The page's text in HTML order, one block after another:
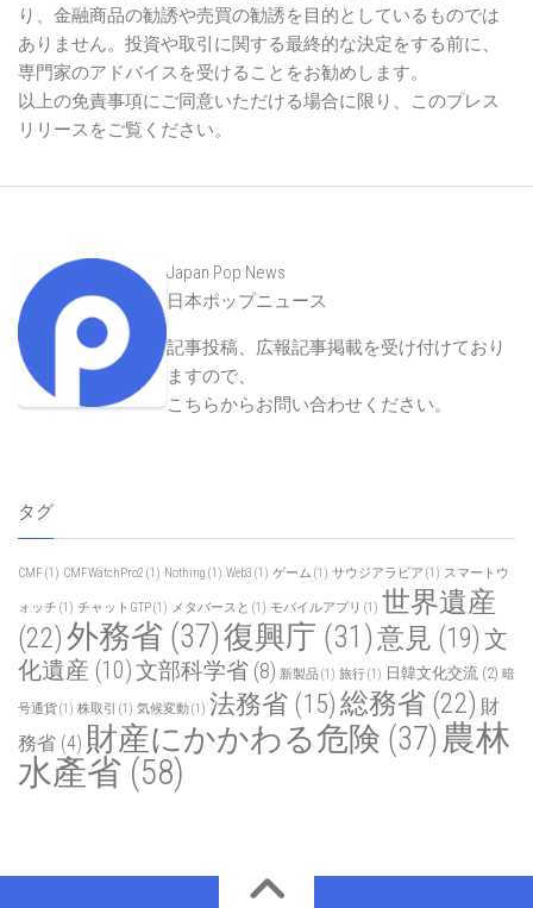
り、金融商品の勧誘や売買の勧誘を目的としているものでは
ありません。投資や取引に関する最終的な決定をする前に、
専門家のアドバイスを受けることをお勧めします。
以上の免責事項にご同意いただける場合に限り、このプレス
リリースをご覧ください。
Japan Pop News
日本ポップニュース
記事投稿、広報記事掲載を受け付けており
ますので、
こちらからお問い合わせください。
タグ
CMF (1) CMFWatchPro2 (1) Nothing (1) Web3 (1) ゲーム (1) サウジアラビア (1) スマートウ
ォッチ (1) チャットGTP(1) メタバースと (1) モバイルアプリ (1) 世界遺産
(22)外務省 (37)復興庁 (31)意見 (19) 文
化遺産 (10)文部科学省 (8) 新製品(1) 旅行(1) 日韓文化交流 (2) 暗
号通貨(1) 株取引 (1) 気候変動(1) 法務省 (15) 総務省 (22) 財
務省 (4) 財産にかかわる危険 (37) 農林
水產省 (58)